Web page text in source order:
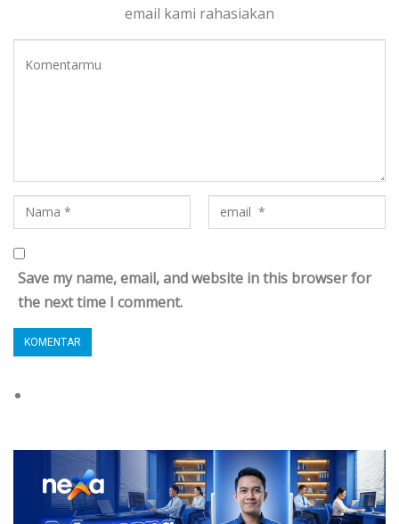
email kami rahasiakan
Save my name, email, and website in this browser for
the next time I comment.